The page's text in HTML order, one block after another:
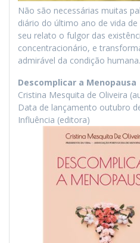
Não são necessárias muitas
diário do último ano de vida
seu relato o fulgor das
concentracionário, e
admirável da condição humana.
Descomplicar a Menopausa
Cristina Mesquita de Oliveira
Data de lançamento outubro
Influência (editora)